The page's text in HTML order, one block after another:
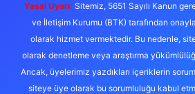
Yasal Uyarı: Sitemiz, 5651 Sayılı Kanun
ve İletişim Kurumu (BTK) tarafından
olarak hizmet vermektedir. Bu nedenle,
olarak denetleme veya araştırma
Ancak, üyelerimiz yazdıkları içeriklerin
siteye üye olarak bu sorumluluğu kabul